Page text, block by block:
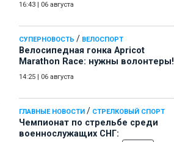
16:43 06 августа
СУПЕРНОВОСТЬ / ВЕЛОСПОРТ
Велосипедная гонка Apricot
Marathon Race: нужны волонтеры!
14:25 06 августа
ГЛАВНЫЕ НОВОСТИ / СТРЕЛКОВЫЙ СПОРТ
Чемпионат по стрельбе среди
военнослужащих СНГ: